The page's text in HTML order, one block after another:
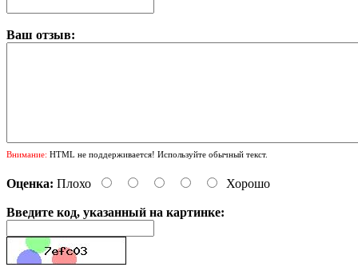
Ваш отзыв:
Внимание: HTML не поддерживается! Используйте обычный текст.
Оценка: Плохо Хорошо
Введите код, указанный на картинке: